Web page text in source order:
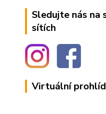
Sledujte nás na
sítích
Virtuální